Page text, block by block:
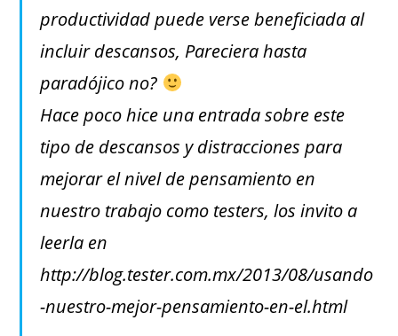
productividad puede verse beneficiada al
incluir descansos, Pareciera hasta
paradójico no?
Hace poco hice una entrada sobre este
tipo de descansos y distracciones para
mejorar el nivel de pensamiento en
nuestro trabajo como testers, los invito a
leerla en
http://blog.tester.com.mx/2013/08/usando
-nuestro-mejor-pensamiento-en-el.html